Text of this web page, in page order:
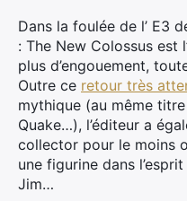
Dans la foulée de l’ E3
: The New Colossus est
plus d’engouement,
Outre ce retour très
mythique (au même
Quake…), l’éditeur a
collector pour le moins
une figurine dans
Jim…